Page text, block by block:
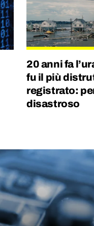
20 anni fa
fu il più
registrato:
disastroso